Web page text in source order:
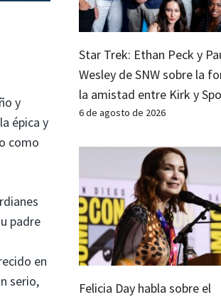
y
épica y
como
padre
en
serio,
Star Trek: Ethan Peck y
Wesley de SNW sobre la
la amistad entre Kirk y
6 de agosto de 2026
Felicia Day habla sobre el